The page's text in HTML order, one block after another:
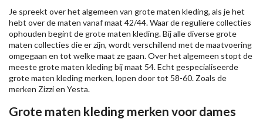
Je spreekt over het algemeen van grote maten kleding, als je het
hebt over de maten vanaf maat 42/44. Waar de reguliere collecties
ophouden begint de grote maten kleding. Bij alle diverse grote
maten collecties die er zijn, wordt verschillend met de maatvoering
omgegaan en tot welke maat ze gaan. Over het algemeen stopt de
meeste grote maten kleding bij maat 54. Echt gespecialiseerde
grote maten kleding merken, lopen door tot 58-60. Zoals de
merken Zizzien Yesta.
Grote maten kleding merken voor dames